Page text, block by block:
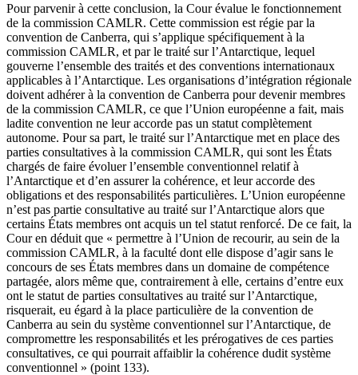
Pour parvenir à cette conclusion, la Cour évalue le fonctionnement
de la commission CAMLR. Cette commission est régie par la
convention de Canberra, qui s’applique spécifiquement à la
commission CAMLR, et par le traité sur l’Antarctique, lequel
gouverne l’ensemble des traités et des conventions internationaux
applicables à l’Antarctique. Les organisations d’intégration régionale
doivent adhérer à la convention de Canberra pour devenir membres
de la commission CAMLR, ce que l’Union européenne a fait, mais
ladite convention ne leur accorde pas un statut complètement
autonome. Pour sa part, le traité sur l’Antarctique met en place des
parties consultatives à la commission CAMLR, qui sont les États
chargés de faire évoluer l’ensemble conventionnel relatif à
l’Antarctique et d’en assurer la cohérence, et leur accorde des
obligations et des responsabilités particulières. L’Union européenne
n’est pas partie consultative au traité sur l’Antarctique alors que
certains États membres ont acquis un tel statut renforcé. De ce fait, la
Cour en déduit que « permettre à l’Union de recourir, au sein de la
commission CAMLR, à la faculté dont elle dispose d’agir sans le
concours de ses États membres dans un domaine de compétence
partagée, alors même que, contrairement à elle, certains d’entre eux
ont le statut de parties consultatives au traité sur l’Antarctique,
risquerait, eu égard à la place particulière de la convention de
Canberra au sein du système conventionnel sur l’Antarctique, de
compromettre les responsabilités et les prérogatives de ces parties
consultatives, ce qui pourrait affaiblir la cohérence dudit système
conventionnel » (point 133).